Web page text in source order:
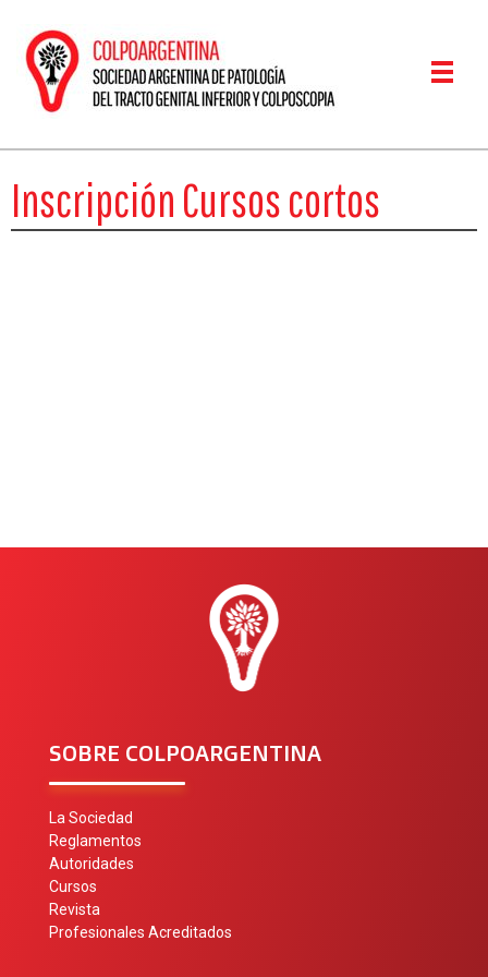
Inscripción Cursos cortos
SOBRE COLPOARGENTINA
La Sociedad
Reglamentos
Autoridades
Cursos
Revista
Profesionales Acreditados